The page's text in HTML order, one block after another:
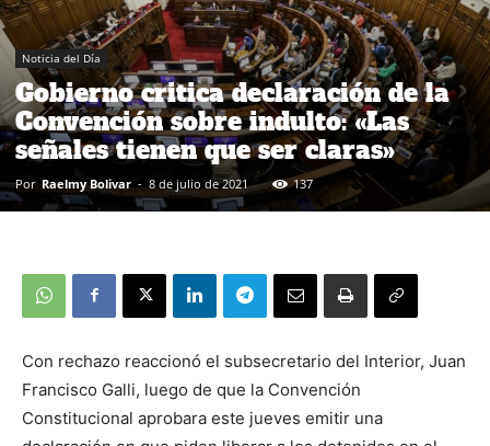
Noticia del Día
Gobierno critica declaración de la
Convención sobre indulto: «Las
señales tienen que ser claras»
Por Raelmy Bolivar - 8 de julio de 2021 137
Con rechazo reaccionó el subsecretario del Interior, Juan
Francisco Galli, luego de que la Convención
Constitucional aprobara este jueves emitir una